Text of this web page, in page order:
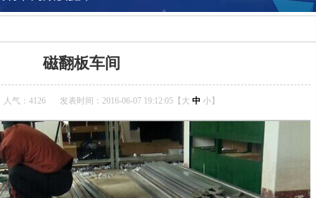
磁翻板车间
人气：4126 发表时间：2016-06-07 19:12:05【 大 中 小】